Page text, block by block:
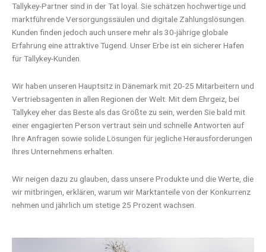
Tallykey-Partner sind in der Tat loyal. Sie schätzen hochwertige und
marktführende Versorgungssäulen und digitale Zahlungslösungen.
Kunden finden jedoch auch unsere mehr als 30-jährige globale
Erfahrung eine attraktive Tugend. Unser Erbe ist ein sicherer Hafen
für Tallykey-Kunden.
Wir haben unseren Hauptsitz in Dänemark mit 20-25 Mitarbeitern und
Vertriebsagenten in allen Regionen der Welt. Mit dem Ehrgeiz, bei
Tallykey eher das Beste als das Größte zu sein, werden Sie bald mit
einer engagierten Person vertraut sein und schnelle Antworten auf
Ihre Anfragen sowie solide Lösungen für jegliche Herausforderungen
Ihres Unternehmens erhalten.
Wir neigen dazu zu glauben, dass unsere Produkte und die Werte, die
wir mitbringen, erklären, warum wir Marktanteile von der Konkurrenz
nehmen und jährlich um stetige 25 Prozent wachsen.